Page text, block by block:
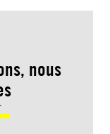
nous